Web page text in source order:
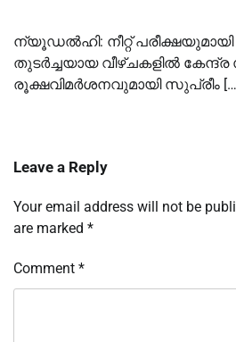
ന്യൂഡൽഹി: നീറ്റ് പരീക്ഷയുമായി
തുടർച്ചയായ വീഴ്ചകളിൽ കേന്ദ്ര
രൂക്ഷവിമർശനവുമായി സുപ്രീം
Leave a Reply
Your email address will not be
are marked *
Comment *